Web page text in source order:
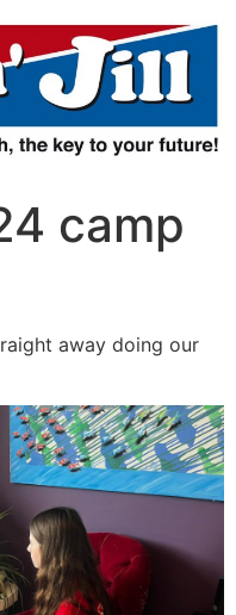
camp
away doing our